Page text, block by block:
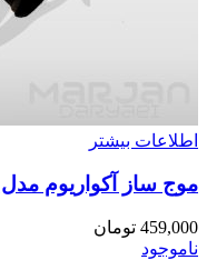
اطلاعات بیشتر
موج ساز آکواریوم مدل WP-50M برند SOBO
459,000 تومان
ناموجود